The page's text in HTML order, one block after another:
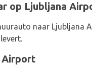
op Ljubljana
naar Ljubljana
Airport